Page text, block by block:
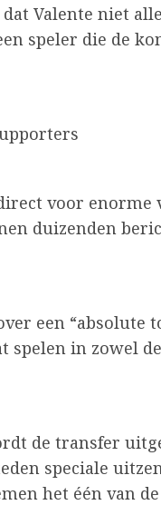
Valente niet
speler die de
voor enorme
duizenden
een “absolute
spelen in zowel
de transfer
speciale
het één van